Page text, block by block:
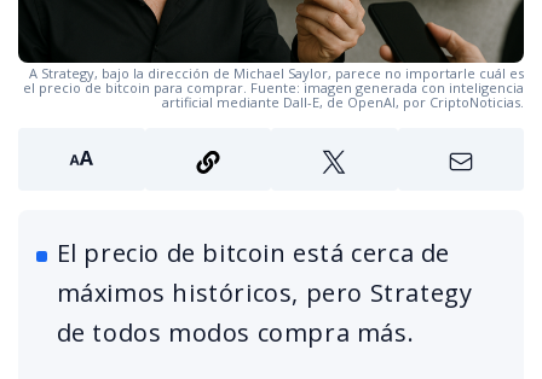
A Strategy, bajo la dirección de Michael Saylor, parece no importarle cuál es
el precio de bitcoin para comprar. Fuente: imagen generada con inteligencia
artificial mediante Dall-E, de OpenAI, por CriptoNoticias.
El precio de bitcoin está cerca de
máximos históricos, pero Strategy
de todos modos compra más.